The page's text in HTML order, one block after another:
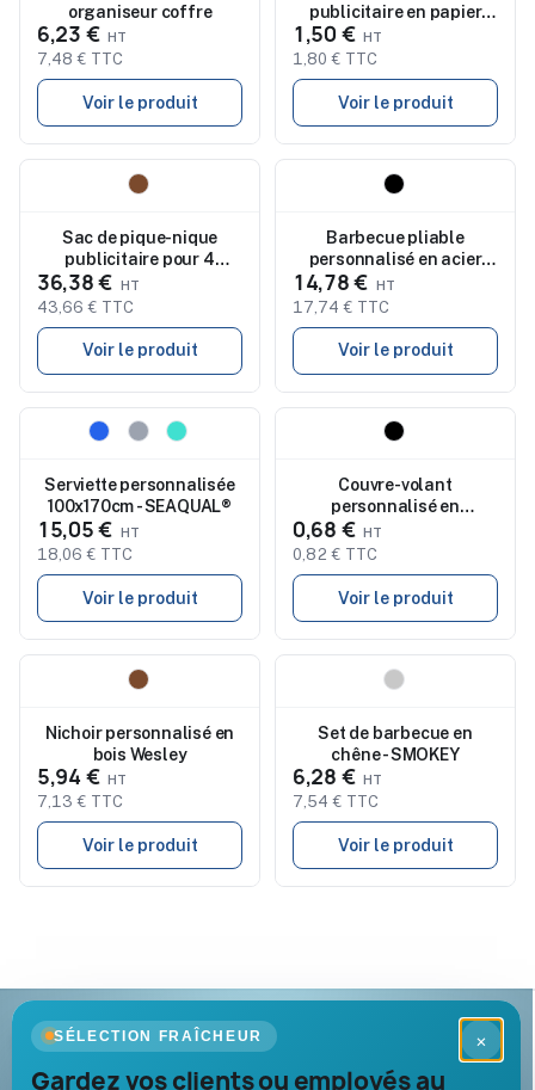
organiseur coffre
6,23 €
7,48 € TTC
Voir le produit
publicitaire en papier
PAPERLUNCH
1,50 €
1,80 € TTC
Voir le produit
Sac de pique-nique
publicitaire pour 4
personnes HIGH PARK
36,38 €
43,66 € TTC
Voir le produit
Barbecue pliable
personnalisé en acier
inoxydable FILET
14,78 €
17,74 € TTC
Voir le produit
Nouveau
Serviette personnalisée
100x170cm - SEAQUAL®
15,05 €
18,06 € TTC
Voir le produit
Couvre-volant
personnalisé en
aluminium et mousse
BORA
0,68 €
0,82 € TTC
Voir le produit
Nichoir personnalisé en
bois Wesley
5,94 €
7,13 € TTC
Voir le produit
Set de barbecue en
chêne - SMOKEY
6,28 €
7,54 € TTC
Voir le produit
×
SÉLECTION FRAÎCHEUR
Gardez vos clients ou employés au
Goodies Pub France
Objets publicitaires · par Promenoch